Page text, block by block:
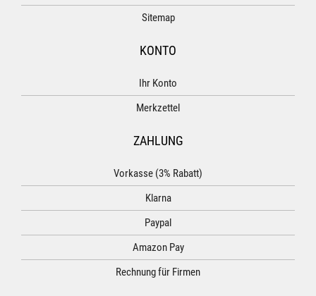
Sitemap
KONTO
Ihr Konto
Merkzettel
ZAHLUNG
Vorkasse (3% Rabatt)
Klarna
Paypal
Amazon Pay
Rechnung für Firmen